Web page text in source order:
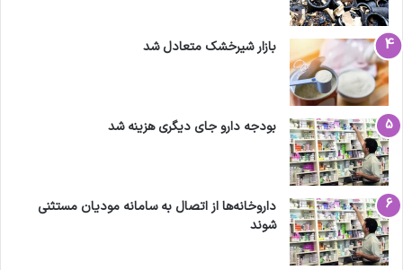
بازار شیرخشک متعادل شد
بودجه دارو جای دیگری هزینه شد
داروخانه‌ها از اتصال به سامانه مودیان مستثنی
شوند